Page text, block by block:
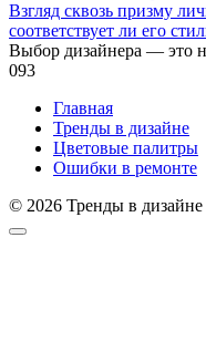
Взгляд сквозь призму
соответствует ли его
Выбор дизайнера — это
093
Главная
Тренды в дизайне
Цветовые палитры
Ошибки в ремонте
© 2026 Тренды в дизайне